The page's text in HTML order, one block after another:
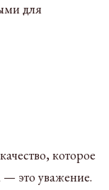
для
которое
— это уважение.